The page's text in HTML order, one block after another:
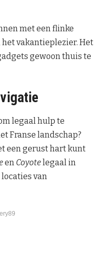
met een flinke
vakantieplezier. Het
gewoon thuis te
legaal hulp te
Franse landschap?
een gerust hart kunt
en Coyotelegaal in
van